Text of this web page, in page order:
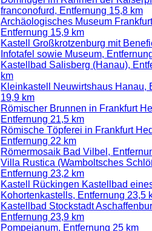
franconofurd, Entfernung 15,8 km
Archäologisches Museum
Entfernung 15,9 km
Kastell Großkrotzenburg mit
Infotafel sowie Museum,
Kastellbad Salisberg (Hanau),
km
Kleinkastell Neuwirtshaus Hanau,
19,9 km
Römischer Brunnen in Frankfurt
Entfernung 21,5 km
Römische Töpferei in Frankfurt
Entfernung 22 km
Römermosaik Bad Vilbel,
Villa Rustica (Wamboltsches
Entfernung 23,2 km
Kastell Rückingen Kastellbad
Kohortenkastells, Entfernung 23,5
Kastellbad Stockstadt
Entfernung 23,9 km
Pompejanum, Entfernung 25 km